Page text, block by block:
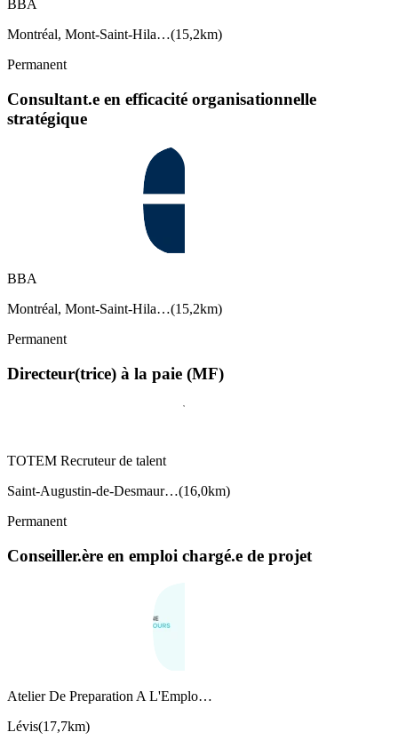
BBA
Montréal, Mont-Saint-Hila…(15,2km)
Permanent
Consultant.e en efficacité organisationnelle
stratégique
BBA
Montréal, Mont-Saint-Hila…(15,2km)
Permanent
Directeur(trice) à la paie (MF)
TOTEM Recruteur de talent
Saint-Augustin-de-Desmaur…(16,0km)
Permanent
Conseiller.ère en emploi chargé.e de projet
Atelier De Preparation A L'Emplo…
Lévis(17,7km)